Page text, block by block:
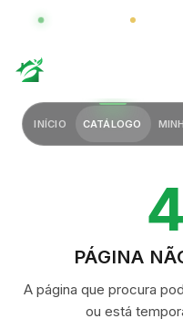
GLOBAL
INÍCIO CATÁLOGO
PÁGINA
A página que procura
ou está